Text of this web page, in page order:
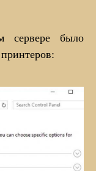
сервере было